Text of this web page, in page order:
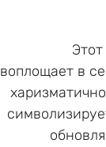
воплощает в